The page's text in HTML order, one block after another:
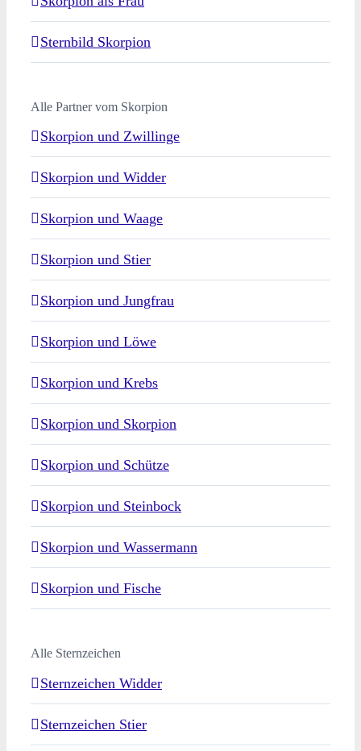
Sternbild Skorpion
Alle Partner vom Skorpion
Skorpion und Zwillinge
Skorpion und Widder
Skorpion und Waage
Skorpion und Stier
Skorpion und Jungfrau
Skorpion und Löwe
Skorpion und Krebs
Skorpion und Skorpion
Skorpion und Schütze
Skorpion und Steinbock
Skorpion und Wassermann
Skorpion und Fische
Alle Sternzeichen
Sternzeichen Widder
Sternzeichen Stier